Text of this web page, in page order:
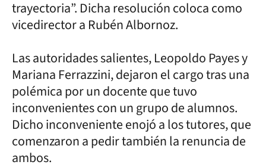
trayectoria”. Dicha resolución coloca como
vicedirector a Rubén Albornoz.
Las autoridades salientes, Leopoldo Payes y
Mariana Ferrazzini, dejaron el cargo tras una
polémica por un docente que tuvo
inconvenientes con un grupo de alumnos.
Dicho inconveniente enojó a los tutores, que
comenzaron a pedir también la renuncia de
ambos.